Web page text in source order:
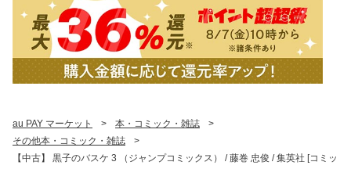
au PAY マーケット > 本・コミック・雑誌
>
その他本・コミック・雑誌
>
【中古】 黒子のバスケ 3 （ジャンプコミックス） / 藤巻 忠俊 / 集英社 [コミッ